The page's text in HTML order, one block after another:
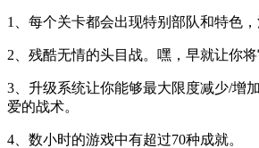
1、每个关卡都会出现特别部队和特色，
2、残酷无情的头目战。嘿，早就让你将
3、升级系统让你能够最大限度减少/增
爱的战术。
4、数小时的游戏中有超过70种成就。